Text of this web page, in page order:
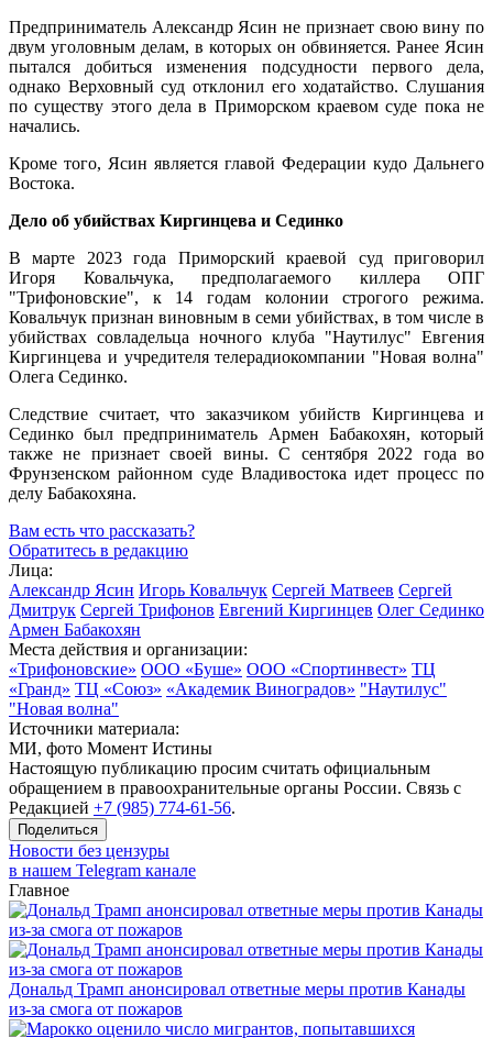
Предприниматель Александр Ясин не признает свою вину по
двум уголовным делам, в которых он обвиняется. Ранее Ясин
пытался добиться изменения подсудности первого дела,
однако Верховный суд отклонил его ходатайство. Слушания
по существу этого дела в Приморском краевом суде пока не
начались.
Кроме того, Ясин является главой Федерации кудо Дальнего
Востока.
Дело об убийствах Киргинцева и Сединко
В марте 2023 года Приморский краевой суд приговорил
Игоря Ковальчука, предполагаемого киллера ОПГ
"Трифоновские", к 14 годам колонии строгого режима.
Ковальчук признан виновным в семи убийствах, в том числе в
убийствах совладельца ночного клуба "Наутилус" Евгения
Киргинцева и учредителя телерадиокомпании "Новая волна"
Олега Сединко.
Следствие считает, что заказчиком убийств Киргинцева и
Сединко был предприниматель Армен Бабакохян, который
также не признает своей вины. С сентября 2022 года во
Фрунзенском районном суде Владивостока идет процесс по
делу Бабакохяна.
Вам есть что рассказать?
Обратитесь в редакцию
Лица:
Александр Ясин Игорь Ковальчук Сергей Матвеев Сергей
Дмитрук Сергей Трифонов Евгений Киргинцев Олег Сединко
Армен Бабакохян
Места действия и организации:
«Трифоновские» ООО «Буше» ООО «Спортинвест» ТЦ
«Гранд» ТЦ «Союз» «Академик Виноградов» "Наутилус"
"Новая волна"
Источники материала:
МИ, фото Момент Истины
Настоящую публикацию просим считать официальным
обращением в правоохранительные органы России. Связь с
Редакцией +7 (985) 774-61-56.
Поделиться
Новости без цензуры
в нашем Telegram канале
Главное
Дональд Трамп анонсировал ответные меры против Канады
из-за смога от пожаров